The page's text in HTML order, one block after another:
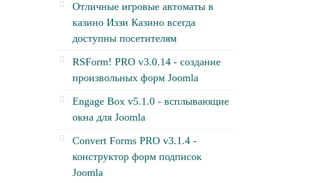
Отличные игровые автоматы в
казино Иззи Казино всегда
доступны посетителям
RSForm! PRO v3.0.14 - создание
произвольных форм Joomla
Engage Box v5.1.0 - всплывающие
окна для Joomla
Convert Forms PRO v3.1.4 -
конструктор форм подписок
Joomla